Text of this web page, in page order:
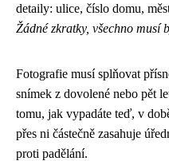
detaily: ulice, číslo domu,
Žádné zkratky, všechno musí
Fotografie musí splňovat
snímek z dovolené nebo pět
tomu, jak vypadáte teď, v
přes ni částečně zasahuje
proti padělání.